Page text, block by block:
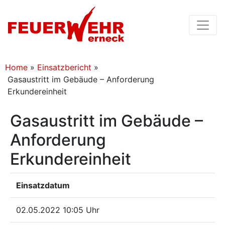
Home » Einsatzbericht »
Gasaustritt im Gebäude – Anforderung
Erkundereinheit
Gasaustritt im Gebäude –
Anforderung
Erkundereinheit
Einsatzdatum
02.05.2022 10:05 Uhr